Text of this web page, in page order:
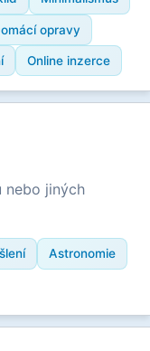
opravy
Online inzerce
nebo jiných
Astronomie